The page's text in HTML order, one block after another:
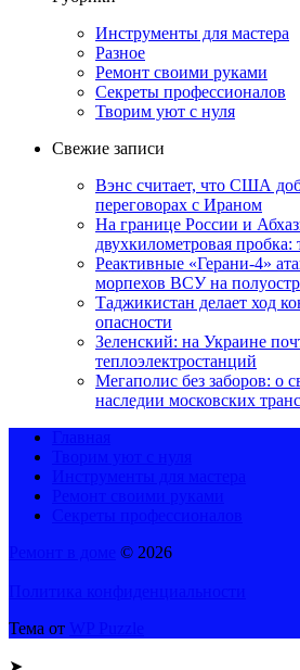
Инструменты для мастера
Разное
Ремонт своими руками
Секреты профессионалов
Творим уют с нуля
Свежие записи
Вэнс считает, что США
переговорах с Ираном
На границе России и
двухкилометровая
Реактивные «Герани-4»
морпехов ВСУ на
Таджикистан делает ход
опасности
Зеленский: на Украине
теплоэлектростанций
Мегаполис без заборов: о
наследии московских
© 2026
Тема от